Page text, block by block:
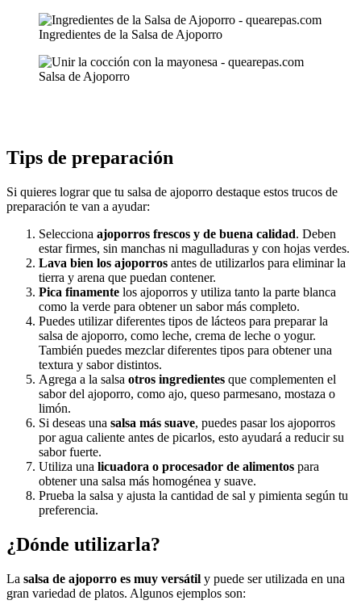
Ingredientes de la Salsa de Ajoporro
Salsa de Ajoporro
Tips de preparación
Si quieres lograr que tu salsa de ajoporro destaque estos trucos de
preparación te van a ayudar:
Selecciona ajoporros frescos y de buena calidad. Deben
estar firmes, sin manchas ni magulladuras y con hojas verdes.
Lava bien los ajoporros antes de utilizarlos para eliminar la
tierra y arena que puedan contener.
Pica finamente los ajoporros y utiliza tanto la parte blanca
como la verde para obtener un sabor más completo.
Puedes utilizar diferentes tipos de lácteos para preparar la
salsa de ajoporro, como leche, crema de leche o yogur.
También puedes mezclar diferentes tipos para obtener una
textura y sabor distintos.
Agrega a la salsa otros ingredientes que complementen el
sabor del ajoporro, como ajo, queso parmesano, mostaza o
limón.
Si deseas una salsa más suave, puedes pasar los ajoporros
por agua caliente antes de picarlos, esto ayudará a reducir su
sabor fuerte.
Utiliza una licuadora o procesador de alimentos para
obtener una salsa más homogénea y suave.
Prueba la salsa y ajusta la cantidad de sal y pimienta según tu
preferencia.
¿Dónde utilizarla?
La salsa de ajoporro es muy versátil y puede ser utilizada en una
gran variedad de platos. Algunos ejemplos son: